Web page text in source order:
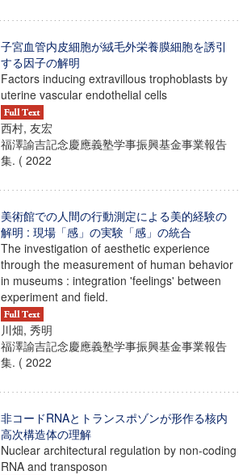
子宮血管内皮細胞が絨毛外栄養膜細胞を誘引
する因子の解明
Factors inducing extravillous trophoblasts by
uterine vascular endothelial cells
西村, 友宏
福澤諭吉記念慶應義塾学事振興基金事業報告
集. ( 2022
美術館での人間の行動測定による美的経験の
解明 : 現場「感」の実験「感」の統合
The investigation of aesthetic experience
through the measurement of human behavior
in museums : integration 'feelings' between
experiment and field.
川畑, 秀明
福澤諭吉記念慶應義塾学事振興基金事業報告
集. ( 2022
非コードRNAとトランスポゾンが形作る核内
高次構造体の理解
Nuclear architectural regulation by non-coding
RNA and transposon